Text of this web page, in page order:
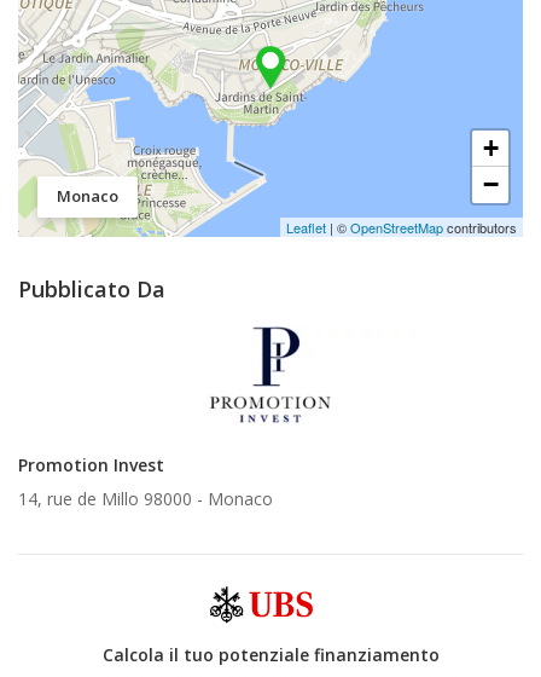
Monaco
+
−
Leaflet | ©OpenStreetMapcontributors
Pubblicato Da
Promotion Invest
14, rue de Millo 98000 - Monaco
Calcola il tuo potenziale finanziamento